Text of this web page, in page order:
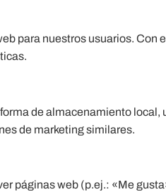
para nuestros usuarios.
de almacenamiento
de marketing similares.
páginas web (p.ej.: «Me